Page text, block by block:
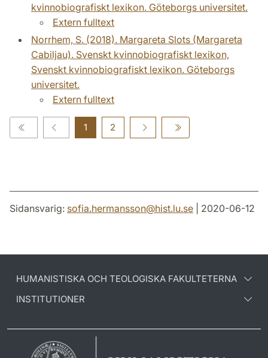
kvinnobiografiskt lexikon. Göteborgs universitet.
Extern fulltext
Norrhem, S. (2018). Margareta Slots (Margareta
Cabiljau). Svenskt kvinnobiografiskt lexikon,
Svenskt kvinnobiografiskt lexikon. Göteborgs
universitet.
Extern fulltext
1 2
Sidansvarig: sofia.hermansson@hist.lu.se | 2020-06-12
HUMANISTISKA OCH TEOLOGISKA FAKULTETERNA
INSTITUTIONER